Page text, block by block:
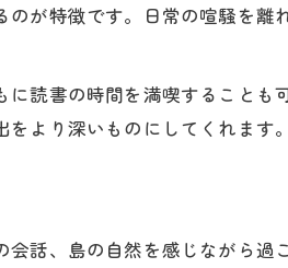
ェ体験がある
の魅力を味わう
な時間の過ごし方
日常と癒し
が特徴です。日常の喧騒を離
読書の時間を満喫することも
より深いものにしてくれます。
話、島の自然を感じながら過